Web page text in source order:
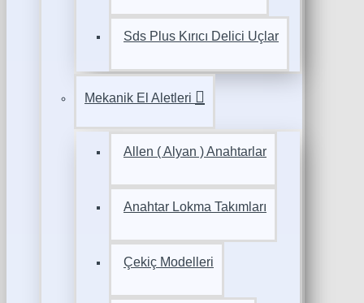
Sds Plus Kırıcı Delici Uçlar
Mekanik El Aletleri
Allen ( Alyan ) Anahtarlar
Anahtar Lokma Takımları
Çekiç Modelleri